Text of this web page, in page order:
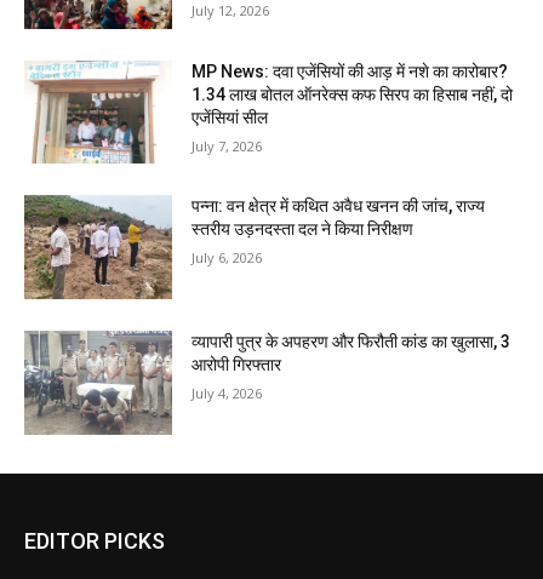
July 12, 2026
MP News: दवा एजेंसियों की आड़ में नशे का कारोबार?
1.34 लाख बोतल ऑनरेक्स कफ सिरप का हिसाब नहीं, दो
एजेंसियां सील
July 7, 2026
पन्ना: वन क्षेत्र में कथित अवैध खनन की जांच, राज्य
स्तरीय उड़नदस्ता दल ने किया निरीक्षण
July 6, 2026
व्यापारी पुत्र के अपहरण और फिरौती कांड का खुलासा, 3
आरोपी गिरफ्तार
July 4, 2026
EDITOR PICKS